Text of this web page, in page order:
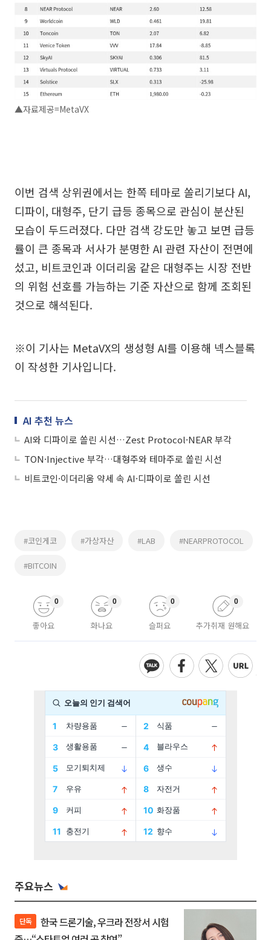
▲자료제공=MetaVX
이번 검색 상위권에서는 한쪽 테마로 쏠리기보다 AI,
디파이, 대형주, 단기 급등 종목으로 관심이 분산된
모습이 두드러졌다. 다만 검색 강도만 놓고 보면 급등
률이 큰 종목과 서사가 분명한 AI 관련 자산이 전면에
섰고, 비트코인과 이더리움 같은 대형주는 시장 전반
의 위험 선호를 가늠하는 기준 자산으로 함께 조회된
것으로 해석된다.
※이 기사는 MetaVX의 생성형 AI를 이용해 넥스블록
이 작성한 기사입니다.
AI 추천 뉴스
AI와 디파이로 쏠린 시선…Zest Protocol·NEAR 부각
TON·Injective 부각…대형주와 테마주로 쏠린 시선
비트코인·이더리움 약세 속 AI·디파이로 쏠린 시선
#코인게코 #가상자산 #LAB #NEARPROTOCOL
#BITCOIN
좋아요
0
화나요
0
슬퍼요
0
추가취재 원해요
0
주요뉴스
단독